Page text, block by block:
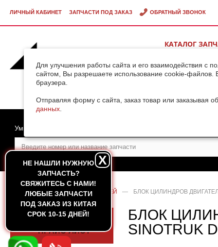
Для улучшения работы сайта и его взаимодействия с
сайтом, Вы разрешаете использование cookie-файлов.
браузера.
Отправляя форму с сайта, заказ товар или заказывая
данных
ЛИЧНЫЙ КАБИНЕТ ЗАПЧАСТИ ПОД ЗАКАЗ ОБРАТНЫЙ ЗВОНОК
КАТАЛОГ
НЕ НАШЛИ НУЖНУЮ
ЗАПЧАСТЬ?
CВЯЖИТЕСЬ С НАМИ!
ЛЮБЫЕ ЗАПЧАСТИ
ПОД ЗАКАЗ ИЗ КИТАЯ
СРОК 10-15 ДНЕЙ!
X
Умный поиск
ГЛАВНАЯ — КАТАЛОГ ЗАПЧАСТЕЙ — БЛОК ЦИЛИНДРОВ
СКАЧАТЬ
ПРАЙС-ЛИСТ
БЛОК
SINOTRUK